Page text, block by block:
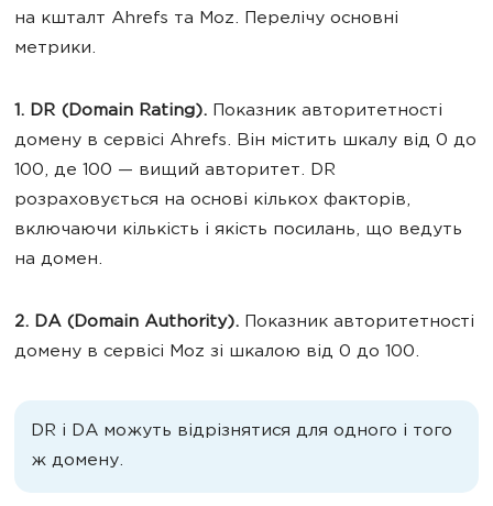
на кшталт Ahrefs та Moz. Перелічу основні
метрики.
1. DR (Domain Rating). Показник авторитетності
домену в сервісі Ahrefs. Він містить шкалу від 0 до
100, де 100 — вищий авторитет. DR
розраховується на основі кількох факторів,
включаючи кількість і якість посилань, що ведуть
на домен.
2. DA (Domain Authority). Показник авторитетності
домену в сервісі Moz зі шкалою від 0 до 100.
DR і DA можуть відрізнятися для одного і того
ж домену.